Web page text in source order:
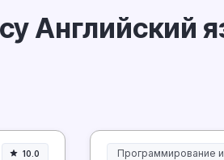
Английский
10.0 Программирование